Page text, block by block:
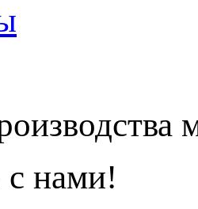
с нами!